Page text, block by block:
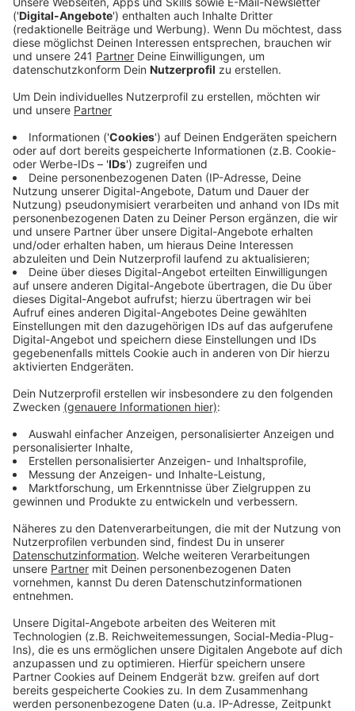
Stadt. Alleine im ersten Halbjahr 2022 hat es 251
Ermittlungsverfahren im Baugewerbe unserer
Region gegeben – im Vorjahreszeitraum waren es
nur knapp 200.
Veröffentlicht:Freitag, 03.02.2023 16:00
Anzeige
Die Schadenssumme liegt bei rund 146.000 Euro. Und
die aufgedeckten Fälle seien nur die Spitze des
Eisbergs, so die Gewerkschaft. Gerade jetzt in Zeiten
hoher Inflation, Material- und Energiekosten würden
diejenigen, die sowieso schon unseriös arbeiten, zu
neuen Tricksereien greifen, heißt es. Die Gewerkschaft
wünscht sich deshalb auch ein öffentlich einsehbares
Register, das Betriebe auflistet, die bereits
aufgefallen sind.
Weitere Meldungen aus Leverkusen
Anzeige
Talsperre?
Müllabfuhr in Leverkusen soll nachhaltiger werden
Leverkusen: Beleuchtung am Opladener Bahnhof noch
Anzeige